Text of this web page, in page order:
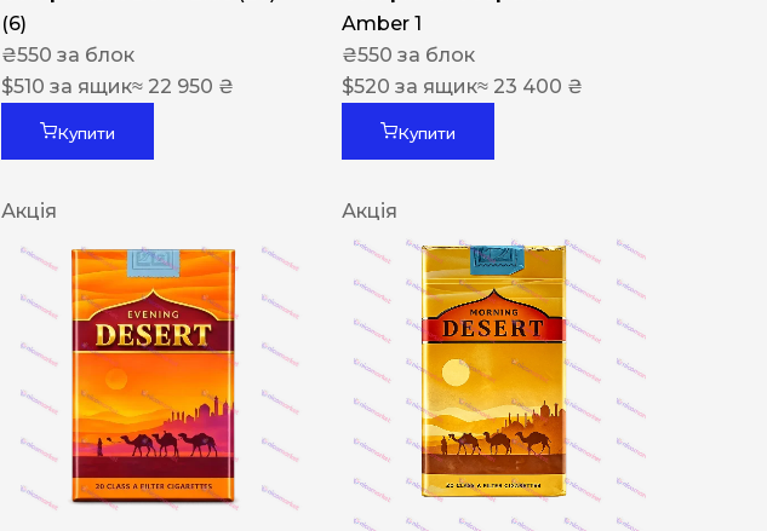
(6)
₴550 за блок
$510 за ящик≈ 22 950 ₴
Купити
Amber 1
₴550 за блок
$520 за ящик≈ 23 400 ₴
Купити
Акція Акція